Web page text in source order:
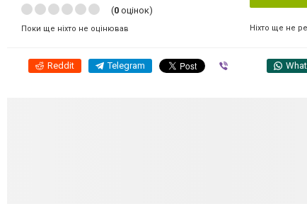
(0 оцінок)
Поки ще ніхто не оцінював Ніхто ще не
Reddit Telegram